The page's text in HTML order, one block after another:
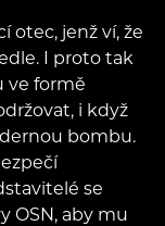
otec, jenž ví, že
I proto tak
ve formě
i když
bombu.
se
OSN, aby mu